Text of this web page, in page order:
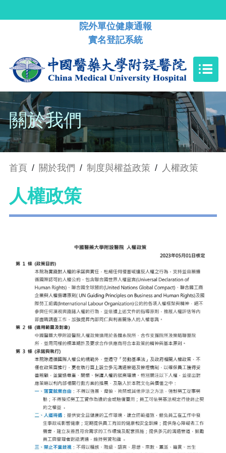
院外單位健康通報
實名登記系統
關於我們
首頁 / 關於我們 / 制度與權益政策 / 人權政策
人權政策